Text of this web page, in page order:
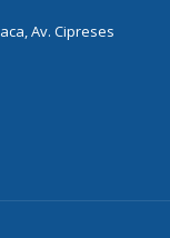
Av. Cipreses